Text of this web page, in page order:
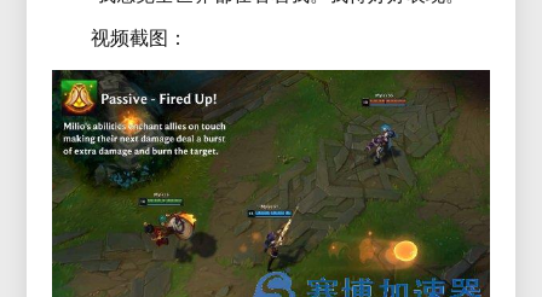
视频截图：